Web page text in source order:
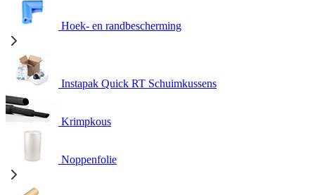
Hoek- en randbescherming
Instapak Quick RT Schuimkussens
Krimpkous
Noppenfolie